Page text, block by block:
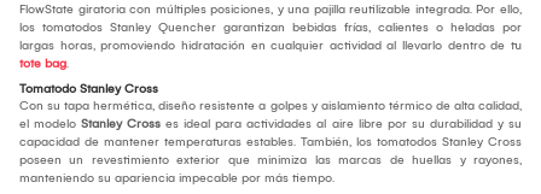
FlowState giratoria con múltiples posiciones, y una pajilla reutilizable integrada. Por ello,
los tomatodos Stanley Quencher garantizan bebidas frías, calientes o heladas por
largas horas, promoviendo hidratación en cualquier actividad al llevarlo dentro de tu
tote bag.
Tomatodo Stanley Cross
Con su tapa hermética, diseño resistente a golpes y aislamiento térmico de alta calidad,
el modelo Stanley Cross es ideal para actividades al aire libre por su durabilidad y su
capacidad de mantener temperaturas estables. También, los tomatodos Stanley Cross
poseen un revestimiento exterior que minimiza las marcas de huellas y rayones,
manteniendo su apariencia impecable por más tiempo.